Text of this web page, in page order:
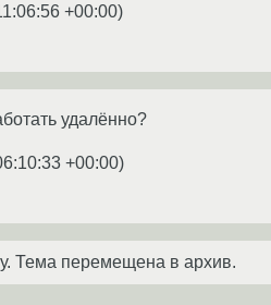
+00:00)
удалённо?
+00:00)
Тема перемещена в архив.